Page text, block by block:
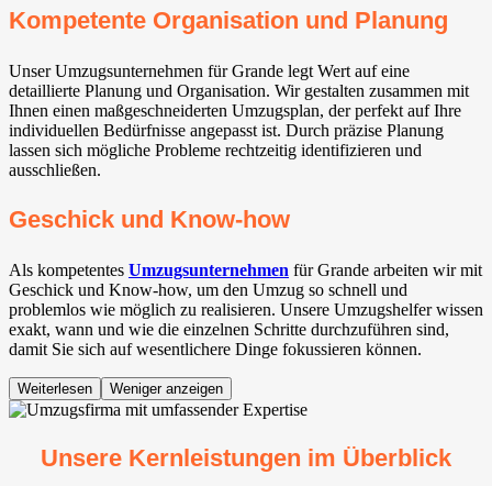
Kompetente Organisation und Planung
Unser Umzugsunternehmen für Grande legt Wert auf eine
detaillierte Planung und Organisation. Wir gestalten zusammen mit
Ihnen einen maßgeschneiderten Umzugsplan, der perfekt auf Ihre
individuellen Bedürfnisse angepasst ist. Durch präzise Planung
lassen sich mögliche Probleme rechtzeitig identifizieren und
ausschließen.
Geschick und Know-how
Als kompetentes Umzugsunternehmen für Grande arbeiten wir mit
Geschick und Know-how, um den Umzug so schnell und
problemlos wie möglich zu realisieren. Unsere Umzugshelfer wissen
exakt, wann und wie die einzelnen Schritte durchzuführen sind,
damit Sie sich auf wesentlichere Dinge fokussieren können.
Weiterlesen Weniger anzeigen
Unsere Kernleistungen im Überblick